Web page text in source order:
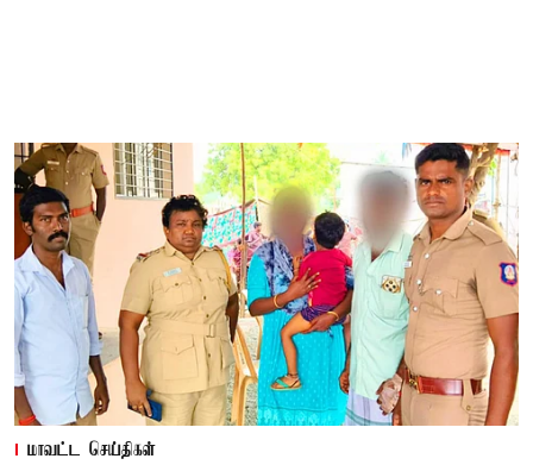
மாவட்ட செய்திகள்